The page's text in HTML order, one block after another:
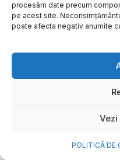
procesăm date precum
pe acest site.
poate afecta negativ anumite
POLITICĂ DE
frumoase
o bijuterie